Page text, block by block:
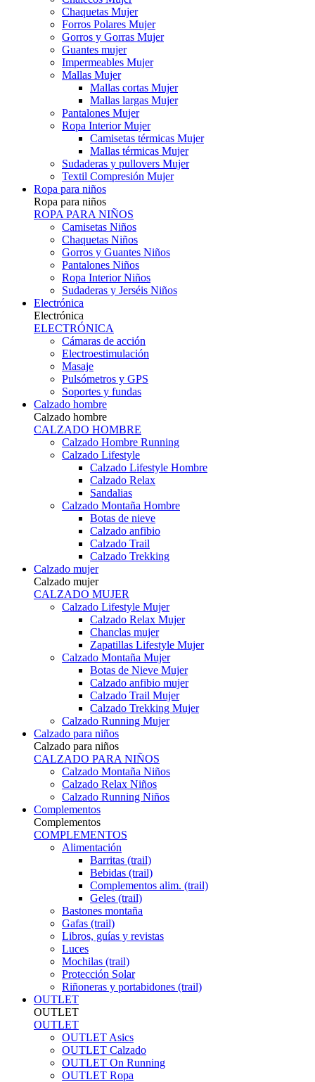
Chaquetas Mujer
Forros Polares Mujer
Gorros y Gorras Mujer
Guantes mujer
Impermeables Mujer
Mallas Mujer
Mallas cortas Mujer
Mallas largas Mujer
Pantalones Mujer
Ropa Interior Mujer
Camisetas térmicas Mujer
Mallas térmicas Mujer
Sudaderas y pullovers Mujer
Textil Compresión Mujer
Ropa para niños
Ropa para niños
ROPA PARA NIÑOS
Camisetas Niños
Chaquetas Niños
Gorros y Guantes Niños
Pantalones Niños
Ropa Interior Niños
Sudaderas y Jerséis Niños
Electrónica
Electrónica
ELECTRÓNICA
Cámaras de acción
Electroestimulación
Masaje
Pulsómetros y GPS
Soportes y fundas
Calzado hombre
Calzado hombre
CALZADO HOMBRE
Calzado Hombre Running
Calzado Lifestyle
Calzado Lifestyle Hombre
Calzado Relax
Sandalias
Calzado Montaña Hombre
Botas de nieve
Calzado anfibio
Calzado Trail
Calzado Trekking
Calzado mujer
Calzado mujer
CALZADO MUJER
Calzado Lifestyle Mujer
Calzado Relax Mujer
Chanclas mujer
Zapatillas Lifestyle Mujer
Calzado Montaña Mujer
Botas de Nieve Mujer
Calzado anfibio mujer
Calzado Trail Mujer
Calzado Trekking Mujer
Calzado Running Mujer
Calzado para niños
Calzado para niños
CALZADO PARA NIÑOS
Calzado Montaña Niños
Calzado Relax Niños
Calzado Running Niños
Complementos
Complementos
COMPLEMENTOS
Alimentación
Barritas (trail)
Bebidas (trail)
Complementos alim. (trail)
Geles (trail)
Bastones montaña
Gafas (trail)
Libros, guías y revistas
Luces
Mochilas (trail)
Protección Solar
Riñoneras y portabidones (trail)
OUTLET
OUTLET
OUTLET
OUTLET Asics
OUTLET Calzado
OUTLET On Running
OUTLET Ropa